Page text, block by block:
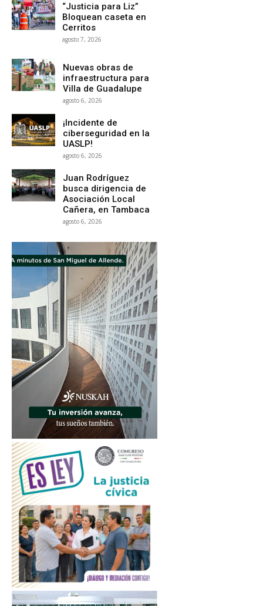
“Justicia para Liz”
Bloquean caseta en
Cerritos
agosto 7, 2026
Nuevas obras de
infraestructura para
Villa de Guadalupe
agosto 6, 2026
¡Incidente de
ciberseguridad en la
UASLP!
agosto 6, 2026
Juan Rodríguez
busca dirigencia de
Asociación Local
Cañera, en Tambaca
agosto 6, 2026